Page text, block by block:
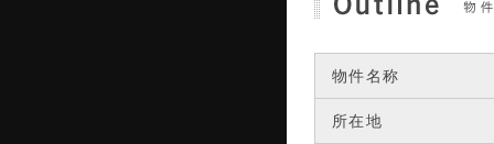
物件名称
所在地